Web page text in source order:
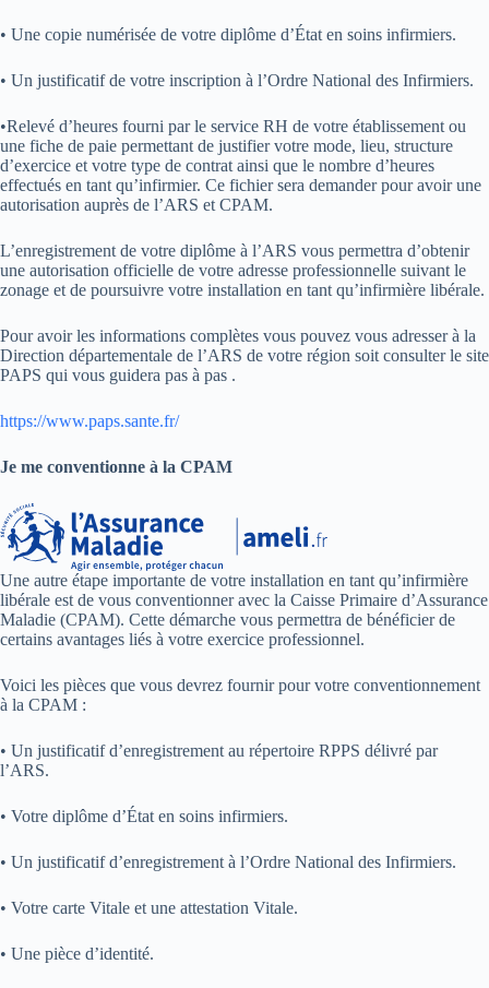
• Une copie numérisée de votre diplôme d’État en soins infirmiers.
• Un justificatif de votre inscription à l’Ordre National des Infirmiers.
•Relevé d’heures fourni par le service RH de votre établissement ou
une fiche de paie permettant de justifier votre mode, lieu, structure
d’exercice et votre type de contrat ainsi que le nombre d’heures
effectués en tant qu’infirmier. Ce fichier sera demander pour avoir une
autorisation auprès de l’ARS et CPAM.
L’enregistrement de votre diplôme à l’ARS vous permettra d’obtenir
une autorisation officielle de votre adresse professionnelle suivant le
zonage et de poursuivre votre installation en tant qu’infirmière libérale.
Pour avoir les informations complètes vous pouvez vous adresser à la
Direction départementale de l’ARS de votre région soit consulter le site
PAPS qui vous guidera pas à pas .
https://www.paps.sante.fr/
Je me conventionne à la CPAM
Une autre étape importante de votre installation en tant qu’infirmière
libérale est de vous conventionner avec la Caisse Primaire d’Assurance
Maladie (CPAM). Cette démarche vous permettra de bénéficier de
certains avantages liés à votre exercice professionnel.
Voici les pièces que vous devrez fournir pour votre conventionnement
à la CPAM :
• Un justificatif d’enregistrement au répertoire RPPS délivré par
l’ARS.
• Votre diplôme d’État en soins infirmiers.
• Un justificatif d’enregistrement à l’Ordre National des Infirmiers.
• Votre carte Vitale et une attestation Vitale.
• Une pièce d’identité.